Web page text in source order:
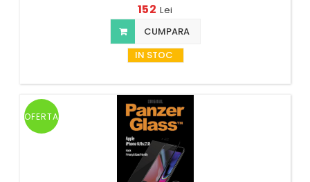
152 Lei
CUMPARA
IN STOC
OFERTA